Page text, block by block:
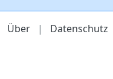
Über | Datenschutz